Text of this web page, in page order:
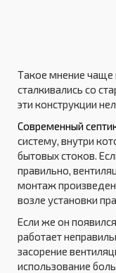
Такое мнение чаще
сталкивались со
эти конструкции
Современный
систему, внутри
бытовых стоков.
правильно,
монтаж произведен
возле установки
Если же он
работает
засорение
использование